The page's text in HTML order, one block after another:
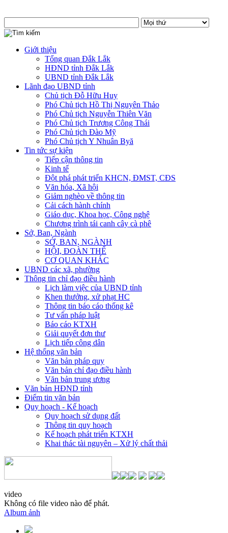
Giới thiệu
Tổng quan Đắk Lắk
HĐND tỉnh Đắk Lắk
UBND tỉnh Đắk Lắk
Lãnh đạo UBND tỉnh
Chủ tịch Đỗ Hữu Huy
Phó Chủ tịch Hồ Thị Nguyên Thảo
Phó Chủ tịch Nguyễn Thiên Văn
Phó Chủ tịch Trương Công Thái
Phó Chủ tịch Đào Mỹ
Phó Chủ tịch Y Nhuân Byă
Tin tức sự kiện
Tiếp cận thông tin
Kinh tế
Đột phá phát triển KHCN, ĐMST, CĐS
Văn hóa, Xã hội
Giảm nghèo về thông tin
Cải cách hành chính
Giáo dục, Khoa học, Công nghệ
Chương trình tái canh cây cà phê
Sở, Ban, Ngành
SỞ, BAN, NGÀNH
HỘI, ĐOÀN THỂ
CƠ QUAN KHÁC
UBND các xã, phường
Thông tin chỉ đạo điều hành
Lịch làm việc của UBND tỉnh
Khen thưởng, xử phạt HC
Thông tin báo cáo thống kê
Tư vấn pháp luật
Báo cáo KTXH
Giải quyết đơn thư
Lịch tiếp công dân
Hệ thống văn bản
Văn bản pháp quy
Văn bản chỉ đạo điều hành
Văn bản trung ương
Văn bản HĐND tỉnh
Điểm tin văn bản
Quy hoạch - Kế hoạch
Quy hoạch sử dụng đất
Thông tin quy hoạch
Kế hoạch phát triển KTXH
Khai thác tài nguyên – Xử lý chất thải
video
Không có file video nào để phát.
Album ảnh